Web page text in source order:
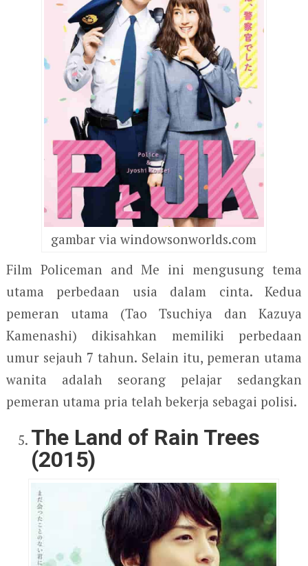
gambar via windowsonworlds.com
Film Policeman and Me ini mengusung tema
utama perbedaan usia dalam cinta. Kedua
pemeran utama (Tao Tsuchiya dan Kazuya
Kamenashi) dikisahkan memiliki perbedaan
umur sejauh 7 tahun. Selain itu, pemeran utama
wanita adalah seorang pelajar sedangkan
pemeran utama pria telah bekerja sebagai polisi.
The Land of Rain Trees
(2015)